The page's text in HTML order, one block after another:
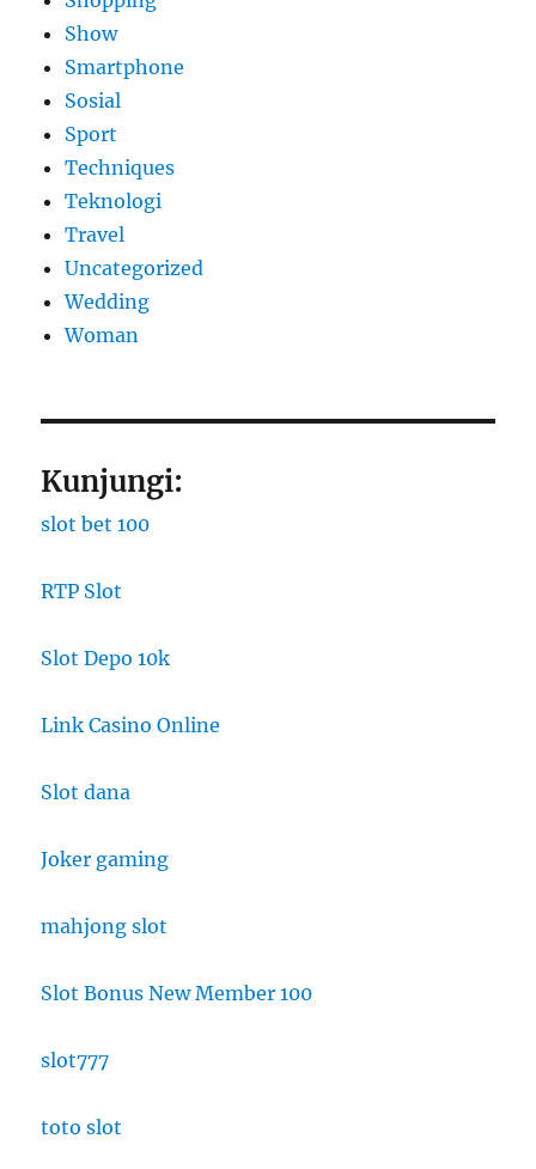
Show
Smartphone
Sosial
Sport
Techniques
Teknologi
Travel
Uncategorized
Wedding
Woman
Kunjungi:
slot bet 100
RTP Slot
Slot Depo 10k
Link Casino Online
Slot dana
Joker gaming
mahjong slot
Slot Bonus New Member 100
slot777
toto slot